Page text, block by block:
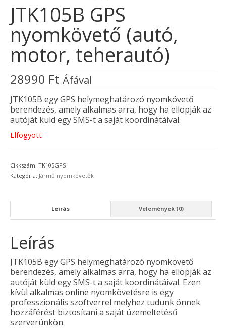
JTK105B GPS
nyomkövető (autó,
motor, teherautó)
28990 Ft Áfával
JTK105B egy GPS helymeghatározó nyomkövető
berendezés, amely alkalmas arra, hogy ha ellopják az
autóját küld egy SMS-t a saját koordinátáival.
Elfogyott
Cikkszám: TK105GPS
Kategória: Jármű nyomkövetők
Leírás Vélemények (0)
Leírás
JTK105B egy GPS helymeghatározó nyomkövető
berendezés, amely alkalmas arra, hogy ha ellopják az
autóját küld egy SMS-t a saját koordinátáival. Ezen
kívül alkalmas online nyomkövetésre is egy
professzionális szoftverrel melyhez tudunk önnek
hozzáférést biztosítani a saját üzemeltetésű
szerverünkön.